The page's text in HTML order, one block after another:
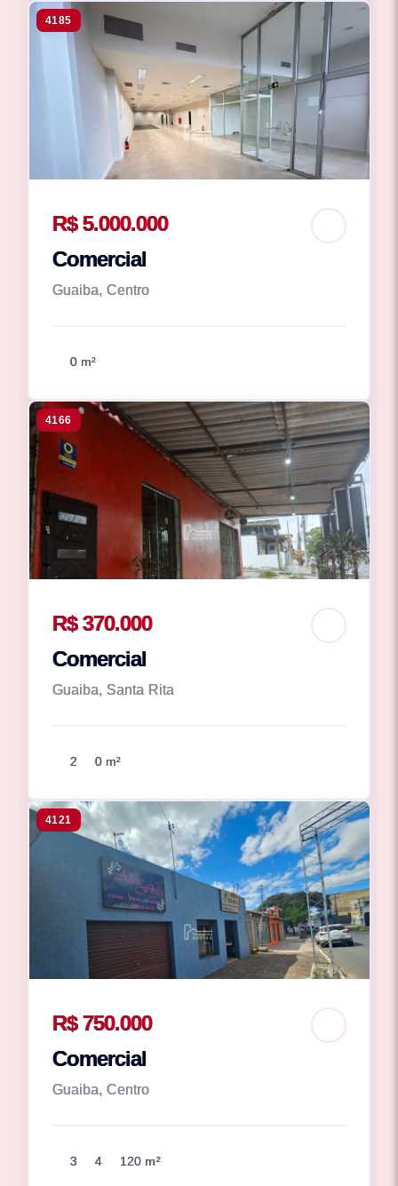
4185
R$ 5.000.000
Comercial
Guaiba, Centro
0 m²
4166
R$ 370.000
Comercial
Guaiba, Santa Rita
2 0 m²
4121
R$ 750.000
Comercial
Guaiba, Centro
3 4 120 m²